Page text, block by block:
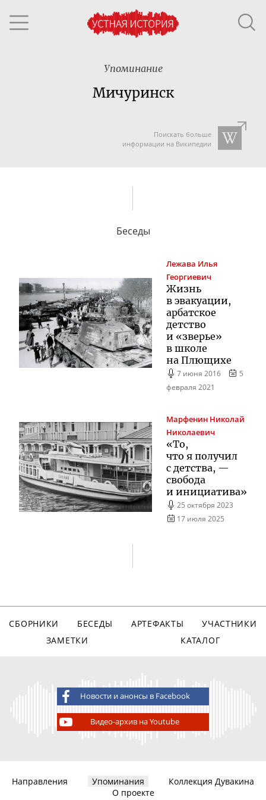
Упоминание
Мичуринск
Поискать больше
информации на Википедии
Беседы
Лежава Илья
Георгиевич
Жизнь
в эвакуации,
арбатское
детство
и «зверье»
в школе
на Плющихе
7 июня 2016
5
февраля 2021
Марфенин Николай
Николаевич
«То,
что я получил
с детства, —
свобода
и инициатива»
25 октября 2023
17 июля 2025
СБОРНИКИ БЕСЕДЫ АРТЕФАКТЫ
УЧАСТНИКИ
ЗАМЕТКИ
КАТАЛОГ
Новости и анонсы в Facebook
Видео-архив на Youtube
Направления Упоминания
Коллекция Дувакина
О проекте